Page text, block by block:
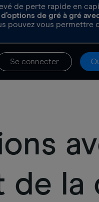
de perte rapide en
de gré à gré
pouvez vous permettre
Se connecter
de la